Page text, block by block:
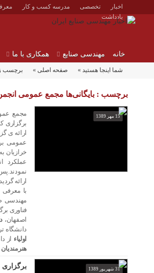
اخبار تخصصی مدرسه کسب و کار
یادداشت
خانه مهندسی صنایع همکاری با ما
شما اینجا هستید » صفحه اصلی » برچسب
برچسب : بایگانی‌ها مجمع عمومی
15 مهر 1389
مجمع
برگزاری
ارائه­ ی
عمومی
خرازیان
عملکرد
ارائه
مهندسی
فناوری
اصفهان،
دانشگاه
اولیاء از
هنرمندیان
31 شهریور 1389